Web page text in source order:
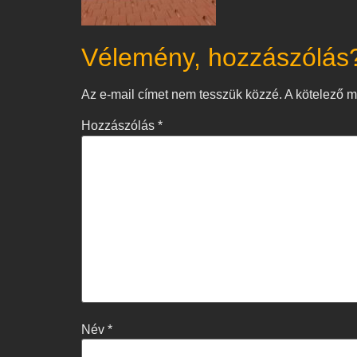
Vélemény,
Az e-mail címet nem tesszük közzé. A kötelező
Hozzászólás *
Név *